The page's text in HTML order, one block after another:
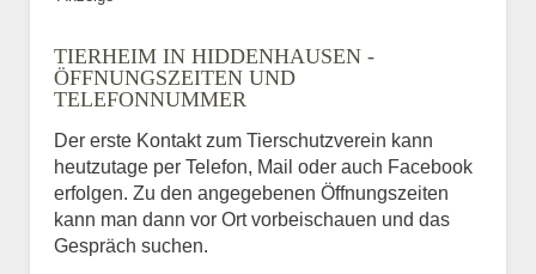
TIERHEIM IN HIDDENHAUSEN -
ÖFFNUNGSZEITEN UND
TELEFONNUMMER
Der erste Kontakt zum Tierschutzverein kann
heutzutage per Telefon, Mail oder auch Facebook
erfolgen. Zu den angegebenen Öffnungszeiten
kann man dann vor Ort vorbeischauen und das
Gespräch suchen.